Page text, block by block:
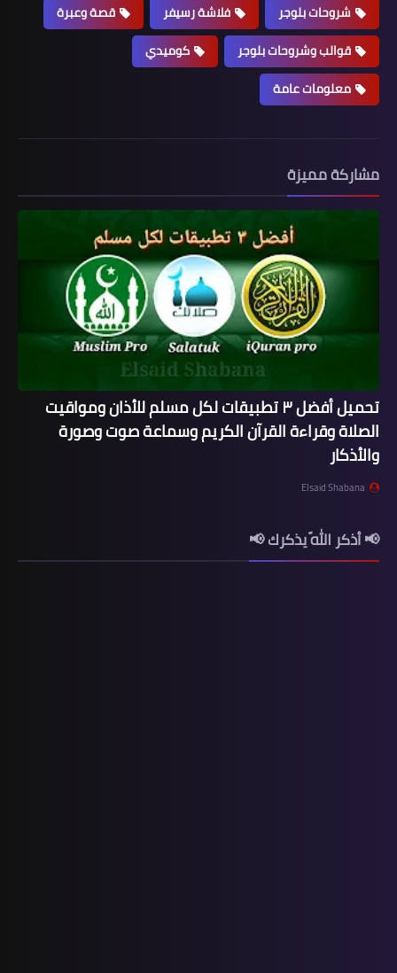
شروحات بلوجر
فلاشة رسيفر
قصة وعبرة
قوالب وشروحات بلوجر
كوميدي
معلومات عامة
مشاركة مميزة
تحميل أفضل ٣ تطبيقات لكل مسلم للأذان ومواقيت
الصلاة وقراءة القرآن الكريم وسماعة صوت وصورة
والأذكار
Elsaid Shabana
📢 أذكر اللّه يذكرك 📢